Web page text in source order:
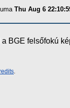
Thu Aug 6
BGE felsőfokú